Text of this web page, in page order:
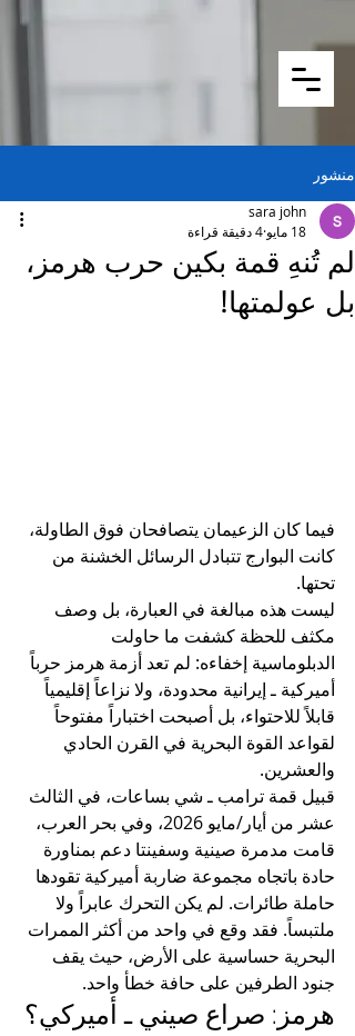
منشور
لم تُنهِ قمة بكين حرب هرمز،
بل عولمتها!
sara john
18 مايو
4 دقيقة قراءة
فيما كان الزعيمان يتصافحان فوق الطاولة،
كانت البوارج تتبادل الرسائل الخشنة من
تحتها.
ليست هذه مبالغة في العبارة، بل وصف
مكثف للحظة كشفت ما حاولت
الدبلوماسية إخفاءه: لم تعد أزمة هرمز حرباً
أميركية ـ إيرانية محدودة، ولا نزاعاً إقليمياً
قابلاً للاحتواء، بل أصبحت اختباراً مفتوحاً
لقواعد القوة البحرية في القرن الحادي
والعشرين.
قبيل قمة ترامب ـ شي بساعات، في الثالث
عشر من أيار/مايو 2026، وفي بحر العرب،
قامت مدمرة صينية وسفينتا دعم بمناورة
حادة باتجاه مجموعة ضاربة أميركية تقودها
حاملة طائرات. لم يكن التحرك عابراً ولا
ملتبساً. فقد وقع في واحد من أكثر الممرات
البحرية حساسية على الأرض، حيث يقف
جنود الطرفين على حافة خطأ واحد.
هرمز: صراع صيني ـ أميركي؟